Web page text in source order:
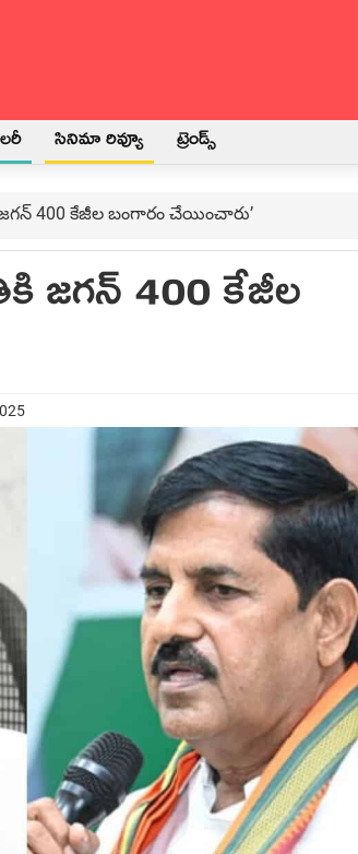
సినిమా రివ్యూ ట్రెండ్స్
400 కేజీల బంగారం చేయించారు’
జగన్ 400 కేజీల